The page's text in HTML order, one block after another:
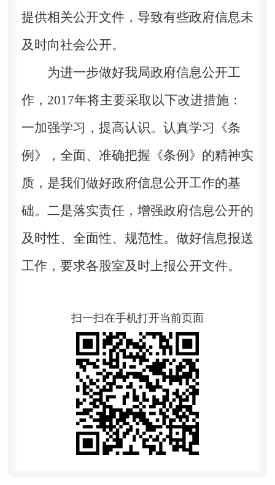
提供相关公开文件，导致有些政府信息未
及时向社会公开。
为进一步做好我局政府信息公开工
作， 201 7年将主要采取以下改进措施：
一加强学习，提高认识。 认真学习《条
例》，全面、准确把握《条例》的精神实
质，是我们做好政府信息公开工作的基
础。 二是落实责任，增强政府信息公开的
及时性、全面性、规范性。 做好信息报送
工作， 要求各股室及时上报公开文件。
扫一扫在手机打开当前页面